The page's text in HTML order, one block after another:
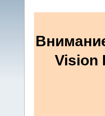
Vision